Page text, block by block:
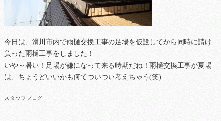
今日は、滑川市内で雨樋交換工事の足場を仮設してから同時に請け
負った雨樋工事をしました！
いや～暑い！足場が嫌になって来る時期だね！雨樋交換工事が夏場
は、ちょうどいいかも何てついつい考えちゃう(笑)
スタッフブログ